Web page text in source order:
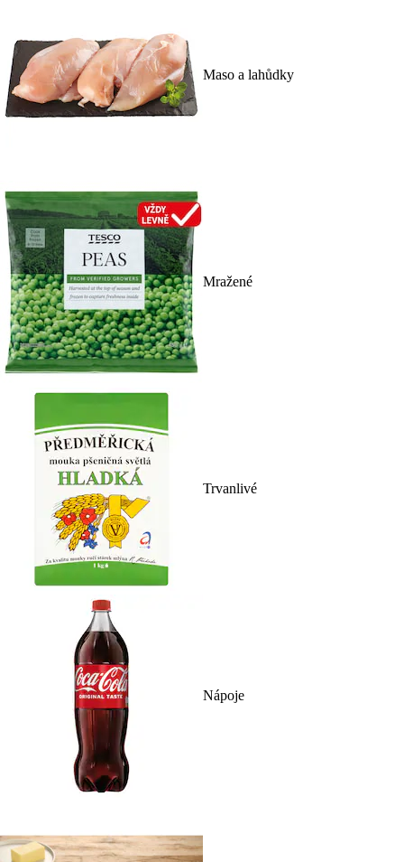
Maso a lahůdky
Mražené
Trvanlivé
Nápoje